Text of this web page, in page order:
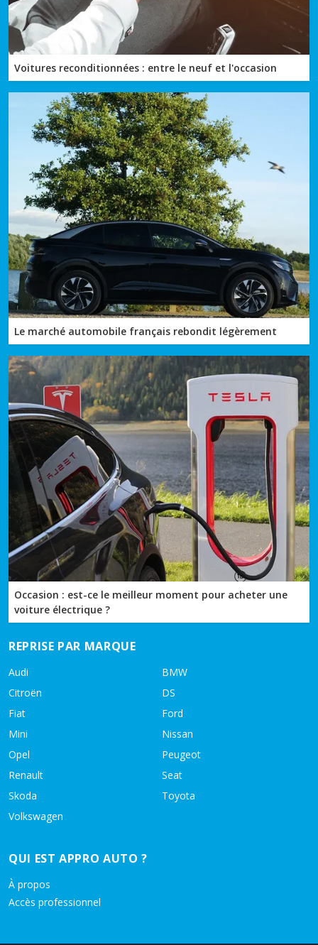
Voitures reconditionnées : entre le neuf et l'occasion
Le marché automobile français rebondit légèrement
Occasion : est-ce le meilleur moment pour acheter une
voiture électrique ?
REPRISE PAR MARQUE
Audi
BMW
Citroën
DS
Fiat
Ford
Mini
Nissan
Opel
Peugeot
Renault
Seat
Skoda
Toyota
Volkswagen
QUI EST APPRO AUTO ?
À propos
Accès professionnel